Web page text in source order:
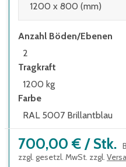
Anzahl Böden/Ebenen
2
Tragkraft
1200 kg
Farbe
RAL 5007 Brillantblau
700,00 € / Stk.
zzgl. gesetzl. MwSt. zzgl.